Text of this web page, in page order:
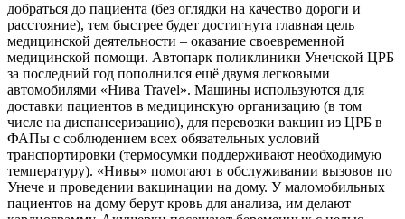
добраться до пациента (без оглядки на качество дороги и
расстояние), тем быстрее будет достигнута главная цель
медицинской деятельности – оказание своевременной
медицинской помощи. Автопарк поликлиники Унечской ЦРБ
за последний год пополнился ещё двумя легковыми
автомобилями «Нива Travel». Машины используются для
доставки пациентов в медицинскую организацию (в том
числе на диспансеризацию), для перевозки вакцин из ЦРБ в
ФАПы с соблюдением всех обязательных условий
транспортировки (термосумки поддерживают необходимую
температуру). «Нивы» помогают в обслуживании вызовов по
Унече и проведении вакцинации на дому. У маломобильных
пациентов на дому берут кровь для анализа, им делают